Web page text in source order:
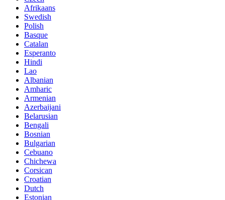
Afrikaans
Swedish
Polish
Basque
Catalan
Esperanto
Hindi
Lao
Albanian
Amharic
Armenian
Azerbaijani
Belarusian
Bengali
Bosnian
Bulgarian
Cebuano
Chichewa
Corsican
Croatian
Dutch
Estonian